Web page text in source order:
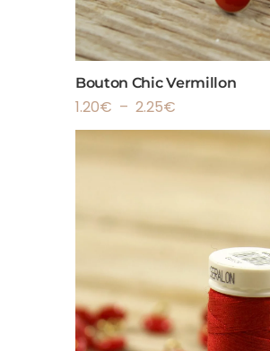
Bouton Chic Vermillon
1.20€ – 2.25€